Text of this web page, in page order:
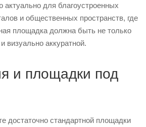
актуально для благоустроенных
и общественных пространств, где
площадка должна быть не только
визуально аккуратной.
и площадки под
достаточно стандартной площадки